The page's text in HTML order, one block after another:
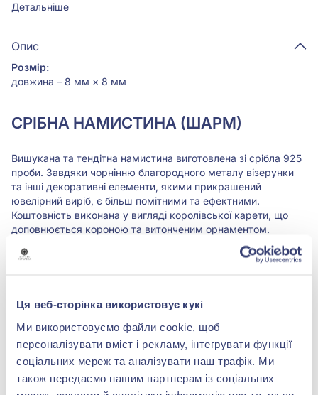
Ця веб-сторінка використовує кукі
Ми використовуємо файли cookie, щоб
персоналізувати вміст і рекламу, інтегрувати функції
соціальних мереж та аналізувати наш трафік. Ми
також передаємо нашим партнерам із соціальних
Детальніше
Опис
Розмір:
довжина – 8 мм × 8 мм
СРІБНА НАМИСТИНА (ШАРМ)
Вишукана та тендітна намистина виготовлена зі срібла 925
проби. Завдяки чорнінню благородного металу візерунки
та інші декоративні елементи, якими прикрашений
ювелірний виріб, є більш помітними та ефектними.
Коштовність виконана у вигляді королівської карети, що
доповнюється короною та витонченим орнаментом.
Трактуватися така символіка може як високий статус у
суспільстві, гідність, розкіш, матеріальний достаток. Та
якого образу елегантності. Вона гармонійно поєднується з
одягом різних стилів, тому виглядатиме доречно як у
поєднанні з діловим або повсякденним вбранням, так і
екстравагантним вечірнім гардеробом.
Характеристики